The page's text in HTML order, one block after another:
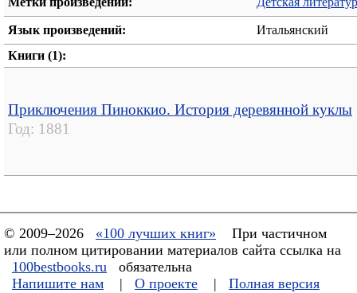
Язык произведений:
Итальянский
Книги (1):
Приключения Пиноккио. История деревянной куклы
Год: 1881
© 2009–2026 «100 лучших книг»
При частичном
или полном цитировании материалов сайта ссылка на
100bestbooks.ru
обязательна
Напишите нам
| О проекте | Полная версия